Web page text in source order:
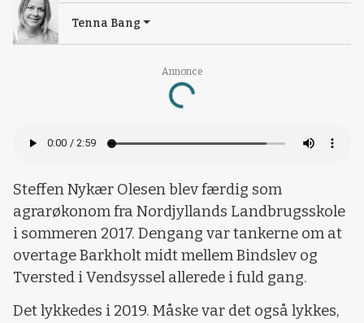
Annonce
Loading...
Tenna Bang
Steffen Nykær Olesen blev færdig som
agrarøkonom fra Nordjyllands Landbrugsskole
i sommeren 2017. Dengang var tankerne om at
overtage Barkholt midt mellem Bindslev og
Tversted i Vendsyssel allerede i fuld gang.
Det lykkedes i 2019. Måske var det også lykkes,